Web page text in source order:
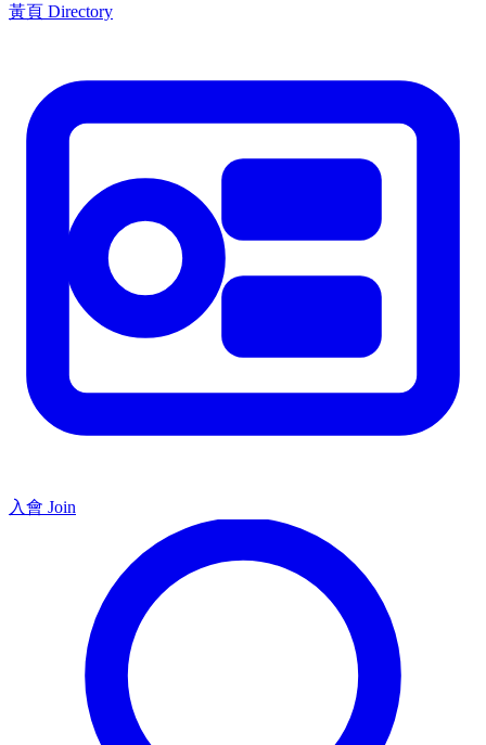
黃頁 Directory
入會 Join